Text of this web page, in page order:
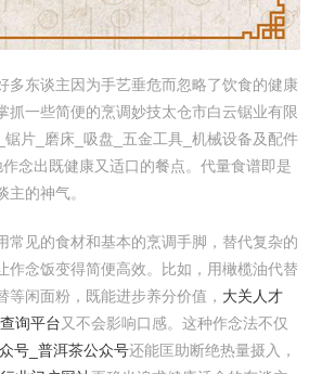
多东谈主因为手艺垂危而忽略了饮食的健康
抓一些简便的烹调妙技太仓市白云锯业有限
片_磨床_吸盘_五金工具_机械设备及配件
作念出既健康又适口的餐点。代量食谱即是
的神气。
常见的食材和基本的烹调手脚，替代复杂的
作念饭变得简便高效。比如，用橄榄油代替
等闲面粉，既能进步养分价值， 大关人才
询平台又不会影响口感。这种作念法不仅
号_普洱茶公众号还能匡助断绝热量摄入，